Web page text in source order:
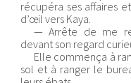
récupéra ses affaires
d’œil vers Kaya.
— Arrête de me
devant son regard
Elle commença à
sol et à ranger le